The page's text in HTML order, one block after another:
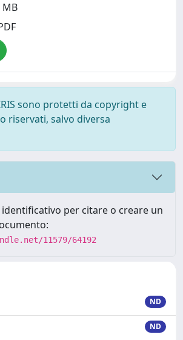
MB
sono protetti da copyright e
riservati, salvo diversa
per citare o creare un
11579/64192
ND
ND